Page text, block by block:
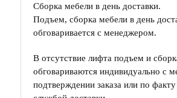
Сборка мебели в день доставки.
Подъем, сборка мебели в день
обговаривается с менеджером.
В отсутствие лифта подъем и
обговариваются индивидуально с
подтверждении заказа или по